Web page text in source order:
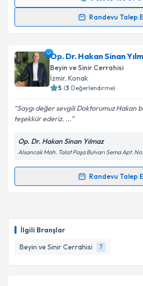
İlgili Branşlar
Beyin ve Sinir Cerrahisi
7
Randevu Talep
Randevu Takvimi Talebi
takvim hazırlandığında e-posta ile
E-posta Adresiniz
kapsamda işlenmesini kabul
Takvim Talebini
Op. Dr. Hakan Sinan
Beyin ve Sinir Cerrahisi
İzmir, Konak
5 (3 Değerlendirme)
Saygı değer sevgili Doktorumuz Hakan
teşekkür ederiz. ...
Op. Dr. Hakan Sinan Yılmaz
Alsancak Mah. Talat Paşa Bulvarı Sema Apt.
Randevu Talep
Randevu Takvimi Talebi
için bir takvim hazırlandığında e-
bilgilendireceğiz.
E-posta Adresiniz